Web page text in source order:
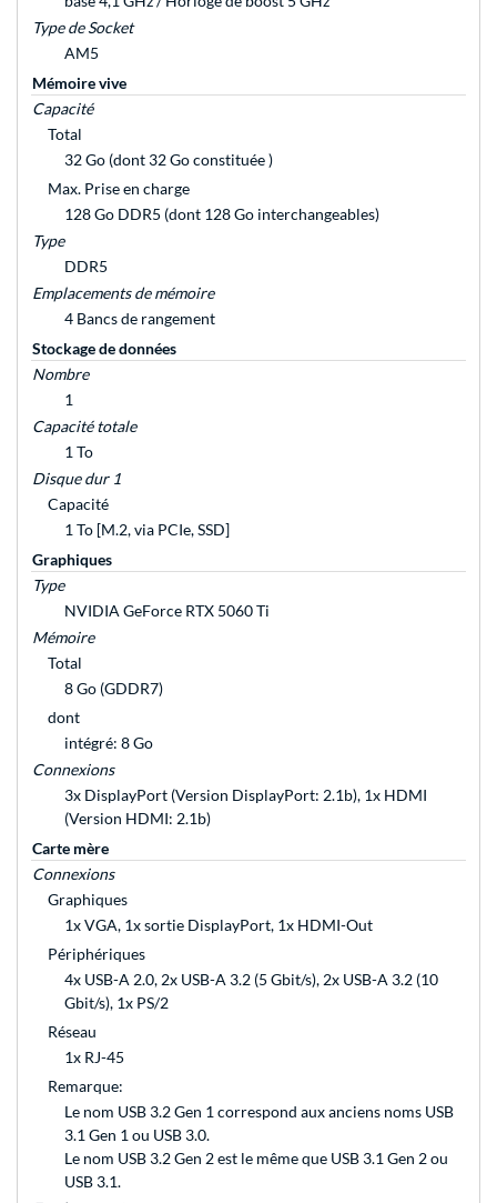
Type de Socket
AM5
Mémoire vive
Capacité
Total
32 Go (dont 32 Go constituée )
Max. Prise en charge
128 Go DDR5 (dont 128 Go interchangeables)
Type
DDR5
Emplacements de mémoire
4 Bancs de rangement
Stockage de données
Nombre
1
Capacité totale
1 To
Disque dur 1
Capacité
1 To [M.2, via PCIe, SSD]
Graphiques
Type
NVIDIA GeForce RTX 5060 Ti
Mémoire
Total
8 Go (GDDR7)
dont
intégré: 8 Go
Connexions
3x DisplayPort (Version DisplayPort: 2.1b), 1x HDMI
(Version HDMI: 2.1b)
Carte mère
Connexions
Graphiques
1x VGA, 1x sortie DisplayPort, 1x HDMI-Out
Périphériques
4x USB-A 2.0, 2x USB-A 3.2 (5 Gbit/s), 2x USB-A 3.2 (10
Gbit/s), 1x PS/2
Réseau
1x RJ-45
Remarque:
Le nom USB 3.2 Gen 1 correspond aux anciens noms USB
3.1 Gen 1 ou USB 3.0.
Le nom USB 3.2 Gen 2 est le même que USB 3.1 Gen 2 ou
USB 3.1.